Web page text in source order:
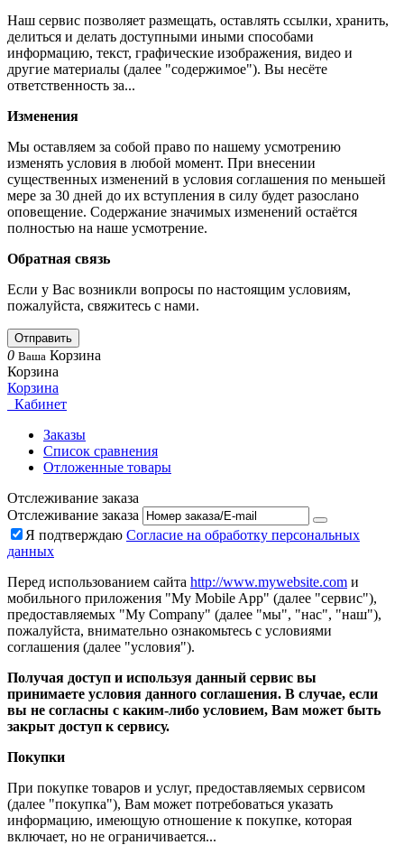
Наш сервис позволяет размещать, оставлять ссылки, хранить,
делиться и делать доступными иными способами
информацию, текст, графические изображения, видео и
другие материалы (далее "содержимое"). Вы несёте
ответственность за...
Изменения
Мы оставляем за собой право по нашему усмотрению
изменять условия в любой момент. При внесении
существенных изменений в условия соглашения по меньшей
мере за 30 дней до их вступления в силу будет разослано
оповещение. Содержание значимых изменений остаётся
полностью на наше усмотрение.
Обратная связь
Если у Вас возникли вопросы по настоящим условиям,
пожалуйста, свяжитесь с нами.
Отправить
0 Ваша Корзина
Корзина
Корзина
Кабинет
Заказы
Список сравнения
Отложенные товары
Отслеживание заказа
Отслеживание заказа
Я подтверждаю Согласие на обработку персональных
данных
Перед использованием сайта http://www.mywebsite.com и
мобильного приложения "My Mobile App" (далее "сервис"),
предоставляемых "My Company" (далее "мы", "нас", "наш"),
пожалуйста, внимательно ознакомьтесь с условиями
соглашения (далее "условия").
Получая доступ и используя данный сервис вы
принимаете условия данного соглашения. В случае, если
вы не согласны с каким-либо условием, Вам может быть
закрыт доступ к сервису.
Покупки
При покупке товаров и услуг, предоставляемых сервисом
(далее "покупка"), Вам может потребоваться указать
информацию, имеющую отношение к покупке, которая
включает, но не ограничивается...